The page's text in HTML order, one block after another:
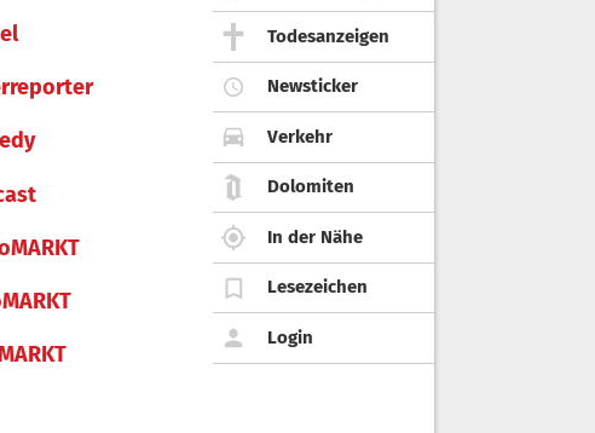
Todesanzeigen
Newsticker
Verkehr
Dolomiten
In der Nähe
Lesezeichen
Login